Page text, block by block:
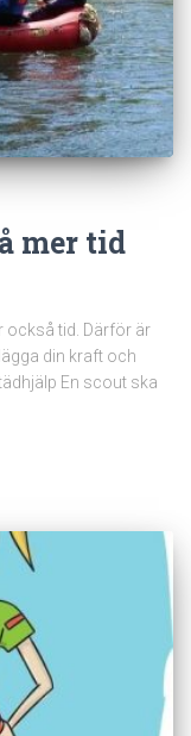
mer tid
också tid. Därför är
din kraft och
En scout ska